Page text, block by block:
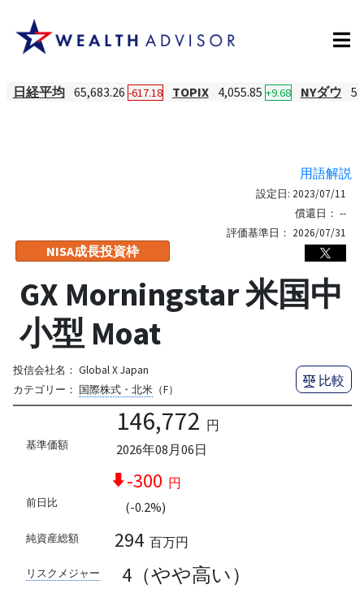
日経平均 65,683.26 -617.18 TOPIX 4,055.85 +9.68 NYダウ
用語解説
NISA成長投資枠
設定日: 2023/07/11
償還日： --
評価基準日： 2026/07/31
GX Morningstar 米国中
小型 Moat
投信会社名： Global X Japan
カテゴリー： 国際株式・北米（F）
比較
基準価額
146,772 円
2026年08月06日
前日比
-300 円
(-0.2%)
純資産総額 294 百万円
リスクメジャー 4（やや高い）